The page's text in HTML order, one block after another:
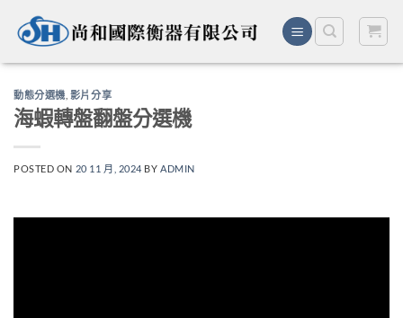
動態分選機 影片分享
海蝦轉盤翻盤分選機
POSTED ON 20 11 月, 2024 BY ADMIN